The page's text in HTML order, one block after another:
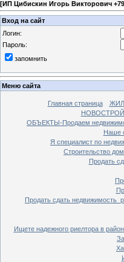
[ИП Цибискин Игорь Викторович
Вход на сайт
Логин:
Пароль:
запомнить
Меню сайта
Главная страница
ОБЪЕКТЫ-Продаем
Наше
Я специалист по
Строительство
Продать
Продать сдать недвижимость
Ищете надежного риелтора в